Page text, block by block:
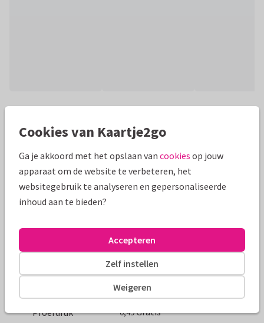
Liggende dubbele kaart met een effen rood vlak om
Alle kaarten zijn helemaal naar wens aan te passen
Kaart maken Redactie Kaartje2go
Formaten en tarieven
15 x 21 cm
Prijs p/s
Proefdruk 0,49Gratis
Cookies van Kaartje2go
Ga je akkoord met het opslaan van cookies op jouw
apparaat om de website te verbeteren, het
websitegebruik te analyseren en gepersonaliseerde
inhoud aan te bieden?
Weigeren
Zelf instellen
Accepteren